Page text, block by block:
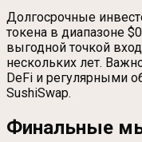
Долгосрочные
токена в диапазоне
выгодной точкой
нескольких лет.
DeFi и регулярными
SushiSwap.
Финальные